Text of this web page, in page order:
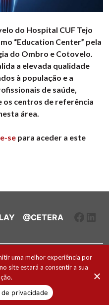
do Hospital CUF Tejo
“Education Center” pela
do Ombro e Cotovelo.
a elevada qualidade
à população e a
de saúde,
os centros de referência
área.
se para aceder a este
@CETERA
uma melhor experiência por
site estará a consentir a sua
privacidade